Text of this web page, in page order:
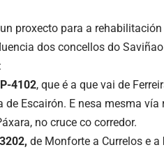
proxecto para a
dos concellos do
4102, que é a que vai de
Escairón. E nesa mesma
no cruce co corredor.
, de Monforte a Currelos e a